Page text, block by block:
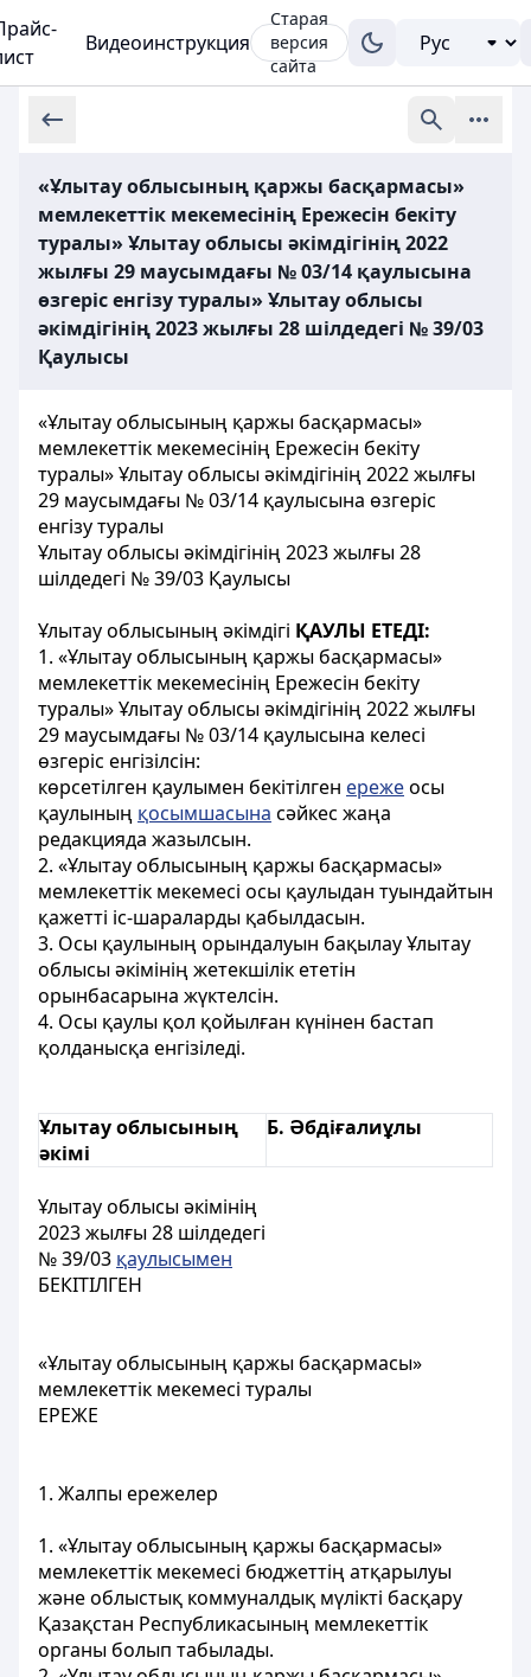
Видеоинструкция
Старая
версия
сайта
«Ұлытау облысының қаржы басқармасы»
мемлекеттік мекемесінің Ережесін бекіту
туралы» Ұлытау облысы әкімдігінің 2022
жылғы 29 маусымдағы № 03/14 қаулысына
өзгеріс енгізу туралы» Ұлытау облысы
әкімдігінің 2023 жылғы 28 шілдедегі № 39/03
Қаулысы
«Ұлытау облысының қаржы басқармасы»
мемлекеттік мекемесінің Ережесін бекіту
туралы» Ұлытау облысы әкімдігінің 2022 жылғы
29 маусымдағы № 03/14 қаулысына өзгеріс
енгізу туралы
Ұлытау облысы әкімдігінің 2023 жылғы 28
шілдедегі № 39/03 Қаулысы
Ұлытау облысының әкімдігі ҚАУЛЫ ЕТЕДІ:
1. «Ұлытау облысының қаржы басқармасы»
мемлекеттік мекемесінің Ережесін бекіту
туралы» Ұлытау облысы әкімдігінің 2022 жылғы
29 маусымдағы № 03/14 қаулысына келесі
өзгеріс енгізілсін:
көрсетілген қаулымен бекітілген ережеосы
қаулының қосымшасына сәйкес жаңа
редакцияда жазылсын.
2. «Ұлытау облысының қаржы басқармасы»
мемлекеттік мекемесі осы қаулыдан туындайтын
қажетті іс-шараларды қабылдасын.
3. Осы қаулының орындалуын бақылау Ұлытау
облысы әкімінің жетекшілік ететін
орынбасарына жүктелсін.
4. Осы қаулы қол қойылған күнінен бастап
қолданысқа енгізіледі.
Ұлытау облысының
әкімі
Б. Әбдіғалиұлы
Ұлытау облысы әкімінің
2023 жылғы 28 шілдедегі
№ 39/03 қаулысымен
БЕКІТІЛГЕН
«Ұлытау облысының қаржы басқармасы»
мемлекеттік мекемесі туралы
ЕРЕЖЕ
1. Жалпы ережелер
1. «Ұлытау облысының қаржы басқармасы»
мемлекеттік мекемесі бюджеттің атқарылуы
және облыстық коммуналдық мүлікті басқару
Қазақстан Республикасының мемлекеттік
органы болып табылады.